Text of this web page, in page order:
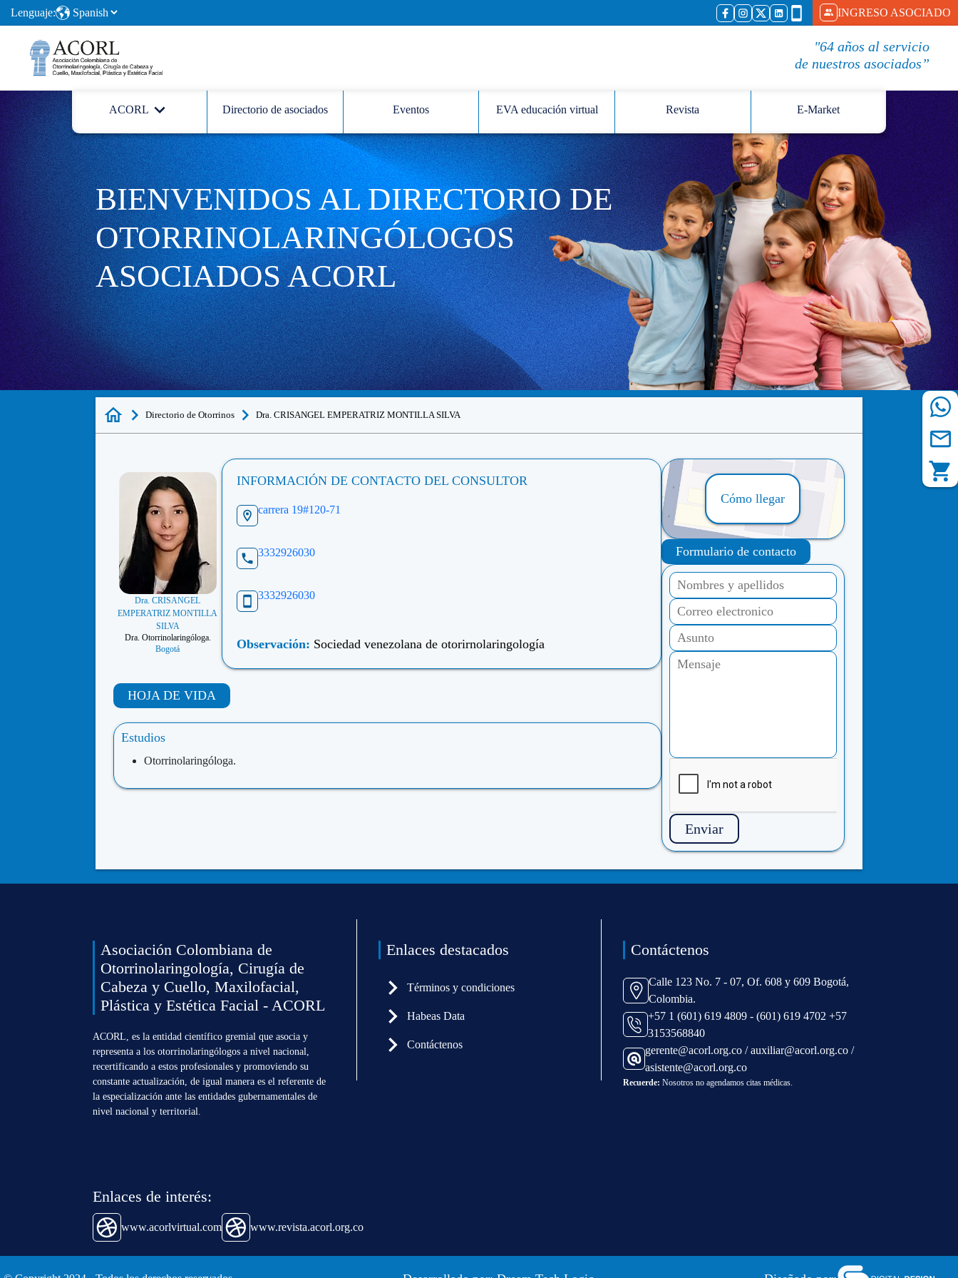
Lenguaje: INGRESO ASOCIADO
"64 años al servicio
de nuestros asociados”
ACORL Directorio de asociados Eventos EVA educación virtual Revista E-Market
BIENVENIDOS AL DIRECTORIO DE
OTORRINOLARINGÓLOGOS
ASOCIADOS ACORL
Directorio de Otorrinos Dra. CRISANGEL EMPERATRIZ MONTILLA SILVA
Dra. CRISANGEL
EMPERATRIZ MONTILLA
SILVA
Dra. Otorrinolaringóloga.
Bogotá
INFORMACIÓN DE CONTACTO DEL CONSULTOR
carrera 19#120-71
3332926030
3332926030
Observación: Sociedad venezolana de otorirnolaringología
HOJA DE VIDA
Estudios
Otorrinolaringóloga.
Cómo llegar
Formulario de contacto
Enviar
Asociación Colombiana de
Otorrinolaringología, Cirugía de
Cabeza y Cuello, Maxilofacial,
Plástica y Estética Facial - ACORL
ACORL, es la entidad científico gremial que asocia y
representa a los otorrinolaringólogos a nivel nacional,
recertificando a estos profesionales y promoviendo su
constante actualización, de igual manera es el referente de
la especialización ante las entidades gubernamentales de
nivel nacional y territorial.
Enlaces destacados
Términos y condiciones
Habeas Data
Contáctenos
Contáctenos
Calle 123 No. 7 - 07, Of. 608 y 609 Bogotá,
Colombia.
+57 1 (601) 619 4809 - (601) 619 4702 +57
3153568840
gerente@acorl.org.co / auxiliar@acorl.org.co /
asistente@acorl.org.co
Recuerde: Nosotros no agendamos citas médicas.
Enlaces de interés:
www.acorlvirtual.com www.revista.acorl.org.co